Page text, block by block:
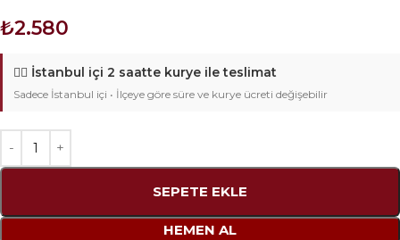
₺2.580
🚴‍♂️ İstanbul içi 2 saatte kurye ile teslimat
Sadece İstanbul içi • İlçeye göre süre ve kurye ücreti değişebilir
SEPETE EKLE
HEMEN AL